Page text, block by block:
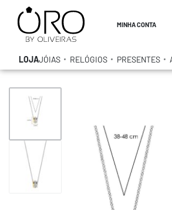
MINHA CONTA
LOJAJÓIAS RELÓGIOS PRESENTES